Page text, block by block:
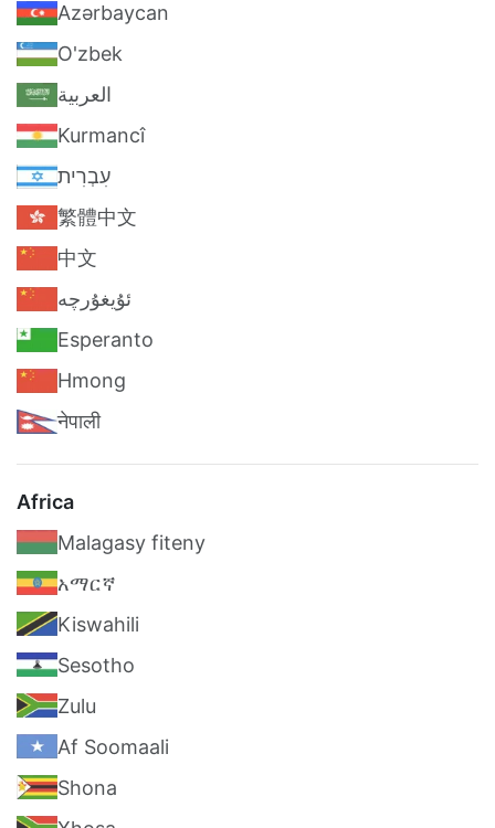
Azərbaycan
O'zbek
العربية
Kurmancî
עִבְרִית
繁體中文
中文
ئۇيغۇرچە
Esperanto
Hmong
नेपाली
Africa
Malagasy fiteny
አማርኛ
Kiswahili
Sesotho
Zulu
Af Soomaali
Shona